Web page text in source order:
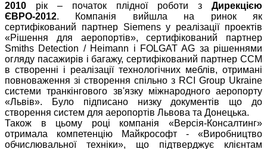
2010 рік – початок плідної роботи з Дирекцією
ЄВРО-2012. Компанія вийшла на ринок як
сертифікований партнер Siemens у реалізації проектів
«Рішення для аеропортів», сертифікований партнер
Smiths Detection / Heimann і FOLGAT AG за рішеннями
огляду пасажирів і багажу, сертифікований партнер ССМ
в створенні і реалізації технологічних меблів, отримані
повноваження зі створення спільно з RCI Group Ukraine
системи транкінгового зв'язку міжнародного аеропорту
«Львів». Було підписано низку документів що до
створення систем для аеропортів Львова та Донецька.
Також в цьому році компанія «Версія-Консалтинг»
отримала компетенцію Майкрософт - «Виробництво
обчислювальної техніки», що підтверджує клієнтам